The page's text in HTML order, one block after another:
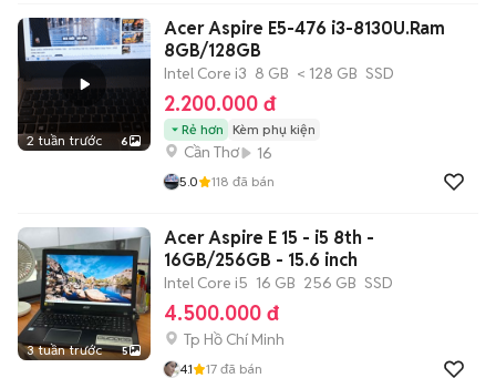
2 tuần trước 6
Acer Aspire E5-476 i3-8130U.Ram
8GB/128GB
Intel Core i3 8 GB < 128 GB SSD
2.200.000 đ
Rẻ hơn Kèm phụ kiện
Cần Thơ 16
5.0 118 đã bán
3 tuần trước 5
Acer Aspire E 15 - i5 8th -
16GB/256GB - 15.6 inch
Intel Core i5 16 GB 256 GB SSD
4.500.000 đ
Tp Hồ Chí Minh
4.1 17 đã bán